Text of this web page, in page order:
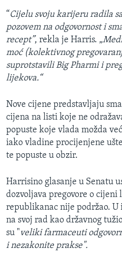
“Cijelu svoju karijeru radila
pozovem na odgovornost i
recept”, rekla je Harris. „
moć (kolektivnog
suprotstavili Big Pharmi i
lijekova.“
Nove cijene predstavljaju
cijena na listi koje ne
popuste koje vlada možda
iako vladine procijenjene
te popuste u obzir.
Harrisino glasanje u Senatu
dozvoljava pregovore o
republikanac nije podržao.
na svoj rad kao državnog
su "veliki farmaceuti
i nezakonite prakse".